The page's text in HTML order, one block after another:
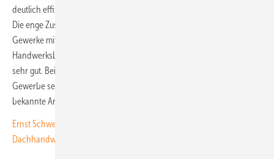
deutlich effizienter gestalten.
Die enge Zusammenarbeit steigert auch die Zufriedenheit beider
Gewerke mit der Kooperation. So beurteilen 75 Prozent der E-
Handwerksbetriebe die bisherige Zusammenarbeit als gut oder sogar
sehr gut. Bei den Dachdeckern sind dies sogar fast 80 Prozent. Beide
Gewerbe sehen vor allem die Vertrautheit, eingespielte Prozesse,
bekannte Ansprechpartner sowie auch Verlässlichkeit als Vorteil.
Ernst Schweizer: Videos zur dachintegrierten Photovoltaik für
Dachhandwerker veröffentlicht